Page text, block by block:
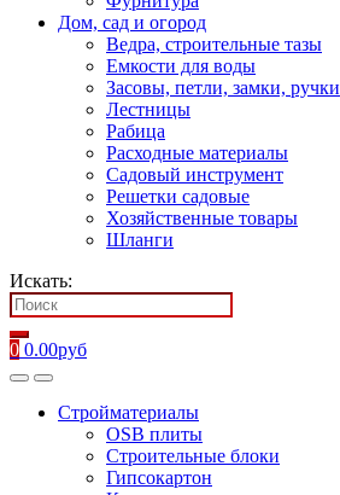
Дом, сад и огород
Ведра, строительные тазы
Емкости для воды
Засовы, петли, замки, ручки
Лестницы
Рабица
Расходные материалы
Садовый инструмент
Решетки садовые
Хозяйственные товары
Шланги
Искать:
0 0.00руб
Стройматериалы
OSB плиты
Строительные блоки
Гипсокартон